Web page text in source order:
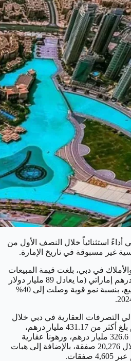
أداءً استثنائياً خلال النصف الأول من
في دبي، بلغت قيمة المبيعات
العقارية حوالي 326.64 مليار درهم إماراتي (ما يعادل 89 مليار دولار
أمريكي)، عبر 98,462 صفقة بيع، بنسبة نمو قوية وصلت إلى 40%
التصرفات العقارية في دبي خلال
الأشهر الستة الأولى من العام بلغ أكثر من 431.17 مليار درهم،
تضمنت مبيعات عقارية بقيمة 326.6 مليار درهم، ورهوناً عقارية
بقيمة 83.1 مليار درهم من خلال 20,276 صفقة، بالإضافة إلى هبات